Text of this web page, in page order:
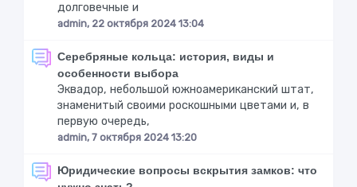
долговечные и
admin, 22 октября 2024 13:04
Серебряные кольца: история, виды и
особенности выбора
Эквадор, небольшой южноамериканский штат,
знаменитый своими роскошными цветами и, в
первую очередь,
admin, 7 октября 2024 13:20
Юридические вопросы вскрытия замков: что